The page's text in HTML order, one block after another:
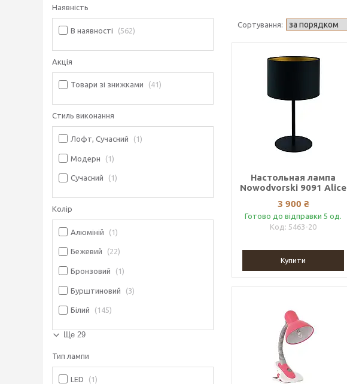
Настольная лампа
Nowodvorski 9091 Alice
3 900 ₴
Готово до відправки 5 од.
5463-20
Купити
Наявність
В наявності 562
Акція
Товари зі знижками 41
Стиль виконання
Лофт, Сучасний 1
Модерн 1
Сучасний 1
Колір
Алюміній 1
Бежевий 22
Бронзовий 1
Бурштиновий 3
Білий 145
Ще 29
Тип лампи
LED 1